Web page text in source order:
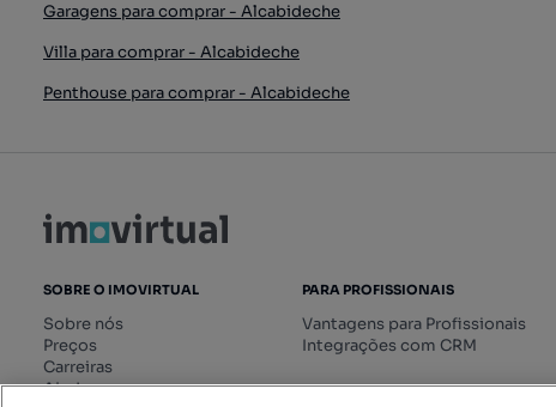
Garagens para comprar - Alcabideche
Villa para comprar - Alcabideche
Penthouse para comprar - Alcabideche
SOBRE O IMOVIRTUAL
Sobre nós
Preços
Carreiras
Ajuda
PARA PROFISSIONAIS
Vantagens para Profissionais
Integrações com CRM